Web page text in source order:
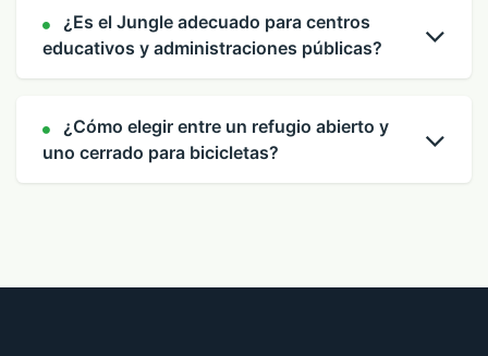
educativos y administraciones públicas?
uno cerrado para bicicletas?